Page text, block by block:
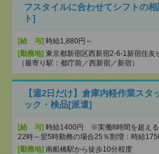
フスタイルに合わせてシフトの
ト]
[給 与] 時給1,880円～
[勤務地] 東京都新宿区西新宿2-6-1新宿住友
（最寄り駅：都庁前／西新宿／新宿）
【週2日だけ】倉庫内軽作業ス
ック・検品[派遣]
[給 与] 時給1400円 ※実働8時間を超える
22時～翌5時勤務の場合25％割増：時給
[勤務地] 南船橋駅から徒歩10分程度